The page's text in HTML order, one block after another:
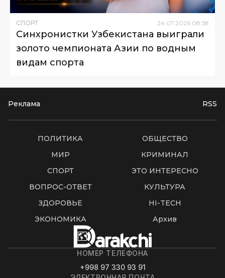
СПОРТ 24.07.2026 08:58
Синхронистки Узбекистана выиграли
золото чемпионата Азии по водным
видам спорта
Реклама RSS
ПОЛИТИКА
ОБЩЕСТВО
МИР
КРИМИНАЛ
СПОРТ
ЭТО ИНТЕРЕСНО
ВОПРОС-ОТВЕТ
КУЛЬТУРА
ЗДОРОВЬЕ
HI-TECH
ЭКОНОМИКА
Архив
НОМЕР ТЕЛЕФОНА
+998 97 330 93 91